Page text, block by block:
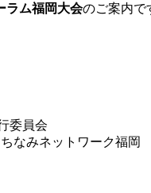
ラム福岡大会のご案内で
委員会
なみネットワーク福岡